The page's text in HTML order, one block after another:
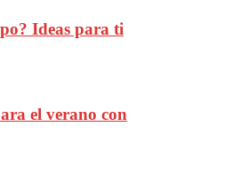
Ideas para ti
el verano con